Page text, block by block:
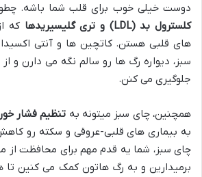
دوست خیلی خوب برای قلب شما باشه.
کلسترول بد (LDL) و تری گلیسیریدها
که
های قلبی هستن. کاتچین ها و آنتی
سبز، دیواره رگ ها رو سالم نگه می دارن و
جلوگیری می کنن.
همچنین، چای سبز میتونه به تنظیم فشار
به بیماری های قلبی-عروقی و سکته رو
چای سبز، شما یه قدم مهم برای محافظت از
برمیدارین و به رگ هاتون کمک می کنین تا